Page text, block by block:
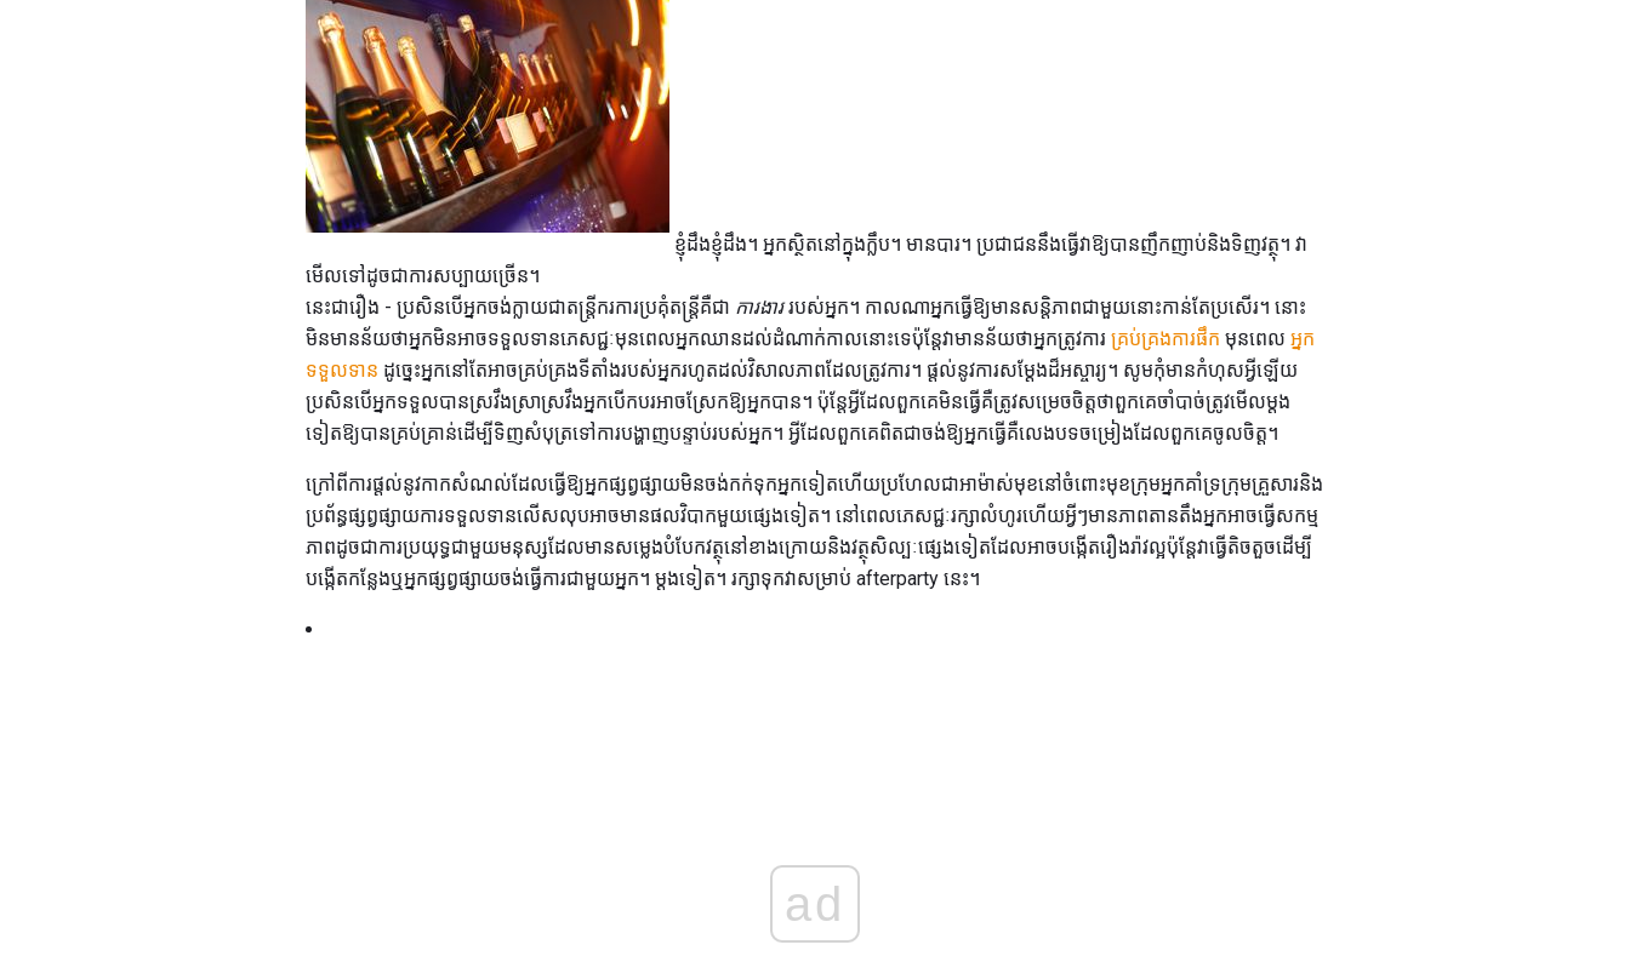
ខ្ញុំ​ដឹង​ខ្ញុំ​ដឹង។ អ្នកស្ថិតនៅក្នុងក្លឹប។ មានបារ។ ប្រជាជននឹងធ្វើវាឱ្យបានញឹកញាប់និងទិញវត្ថុ។ វា
មើលទៅដូចជាការសប្បាយច្រើន។
នេះជារឿង - ប្រសិនបើអ្នកចង់ក្លាយជាតន្ត្រីករការប្រគុំតន្រ្តីគឺជា ការងាររបស់អ្នក។ កាលណាអ្នកធ្វើឱ្យមានសន្ដិភាពជាមួយនោះកាន់តែប្រសើរ។ នោះ
មិនមានន័យថាអ្នកមិនអាចទទួលទានភេសជ្ជៈមុនពេលអ្នកឈានដល់ដំណាក់កាលនោះទេប៉ុន្តែវាមានន័យថាអ្នកត្រូវការ គ្រប់គ្រងការផឹក មុនពេល អ្នក
ទទួលទាន ដូច្នេះអ្នកនៅតែអាចគ្រប់គ្រងទីតាំងរបស់អ្នករហូតដល់វិសាលភាពដែលត្រូវការ។ ផ្តល់នូវការសម្តែងដ៏អស្ចារ្យ។ សូមកុំមានកំហុសអ្វីឡើយ
ប្រសិនបើអ្នកទទួលបានស្រវឹងស្រាស្រវឹងអ្នកបើកបរអាចស្រែកឱ្យអ្នកបាន។ ប៉ុន្តែអ្វីដែលពួកគេមិនធ្វើគឺត្រូវសម្រេចចិត្តថាពួកគេចាំបាច់ត្រូវមើលម្តង
ទៀតឱ្យបានគ្រប់គ្រាន់ដើម្បីទិញសំបុត្រទៅការបង្ហាញបន្ទាប់របស់អ្នក។ អ្វីដែលពួកគេពិតជាចង់ឱ្យអ្នកធ្វើគឺលេងបទចម្រៀងដែលពួកគេចូលចិត្ត។
ក្រៅពីការផ្តល់នូវកាកសំណល់ដែលធ្វើឱ្យអ្នកផ្សព្វផ្សាយមិនចង់កក់ទុកអ្នកទៀតហើយប្រហែលជាអាម៉ាស់មុខនៅចំពោះមុខក្រុមអ្នកគាំទ្រក្រុមគ្រួសារនិង
ប្រព័ន្ធផ្សព្វផ្សាយការទទួលទានលើសលុបអាចមានផលវិបាកមួយផ្សេងទៀត។ នៅពេលភេសជ្ជៈរក្សាលំហូរហើយអ្វីៗមានភាពតានតឹងអ្នកអាចធ្វើសកម្ម
ភាពដូចជាការប្រយុទ្ធជាមួយមនុស្សដែលមានសម្លេងបំបែកវត្ថុនៅខាងក្រោយនិងវត្ថុសិល្បៈផ្សេងទៀតដែលអាចបង្កើតរឿងរ៉ាវល្អប៉ុន្តែវាធ្វើតិចតួចដើម្បី
បង្កើតកន្លែងឬអ្នកផ្សព្វផ្សាយចង់ធ្វើការជាមួយអ្នក។ ម្តងទៀត។ រក្សាទុកវាសម្រាប់ afterparty នេះ។
ad